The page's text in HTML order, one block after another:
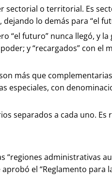
o territorial. Es
lo demás para “el
“el futuro” nunca llegó, y
y “recargados” con el
más que
con
separados a cada uno.
“regiones administrativas
el “Reglamento para